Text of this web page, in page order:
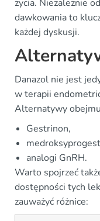
życia. Niezależnie
dawkowania to
każdej dyskusji.
Danazol nie jest
w terapii
Alternatywy
Gestrinon,
analogi GnRH.
Warto spojrzeć
dostępności tych
zauważyć różnice: